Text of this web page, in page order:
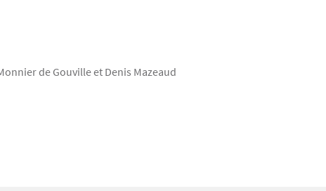
de Gouville et Denis Mazeaud